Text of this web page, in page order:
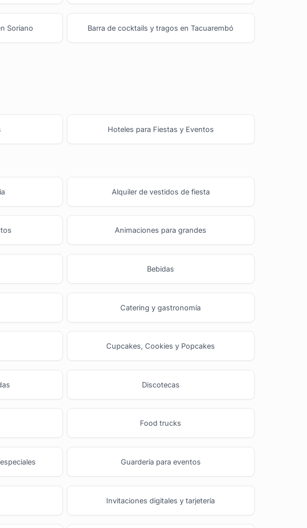
Soriano Barra de cocktails y tragos en Tacuarembó
Hoteles para Fiestas y Eventos
Alquiler de vestidos de fiesta
Animaciones para grandes
Bebidas
Catering y gastronomía
Cupcakes, Cookies y Popcakes
Discotecas
Food trucks
Guardería para eventos
Invitaciones digitales y tarjetería